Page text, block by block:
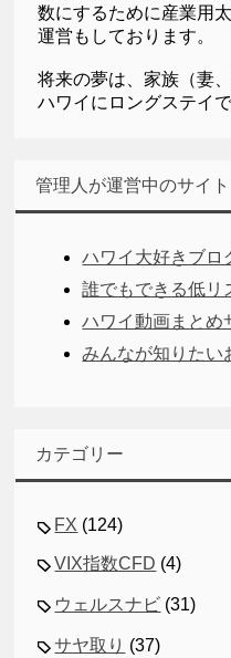
数にするために産業用
運営もしております。
将来の夢は、家族（妻
ハワイにロングステイ
管理人が運営中のサイト
ハワイ大好きブロ
誰でもできる低リ
ハワイ動画まとめ
みんなが知りたい
カテゴリー
FX (124)
VIX指数CFD (4)
ウェルスナビ (31)
サヤ取り (37)